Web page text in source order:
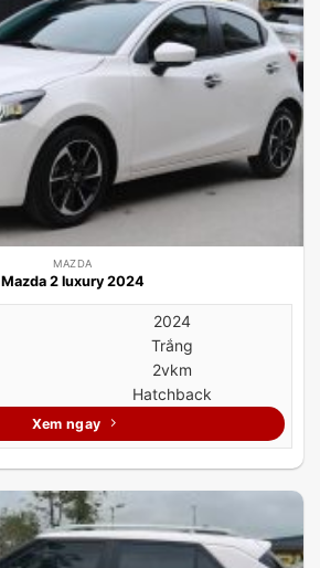
MAZDA
Mazda 2 luxury 2024
2024
Trắng
2vkm
Hatchback
Xem ngay